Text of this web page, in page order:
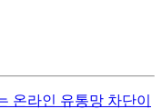
온라인 유통망 차단이